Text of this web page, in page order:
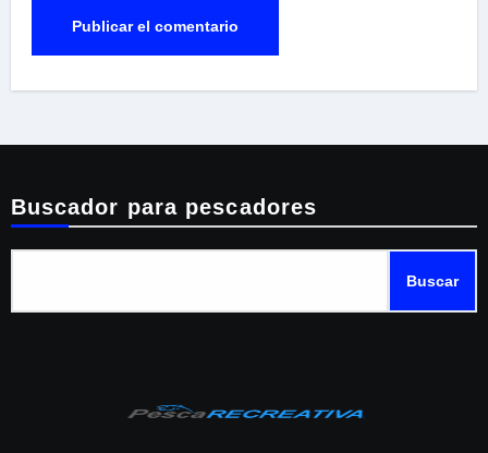
Buscador para pescadores
Buscar